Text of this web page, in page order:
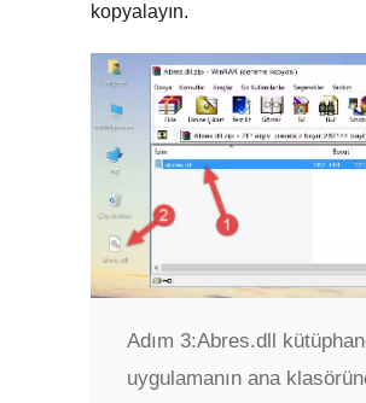
kopyalayın.
Adım 3:Abres.dll
uygulamanın ana